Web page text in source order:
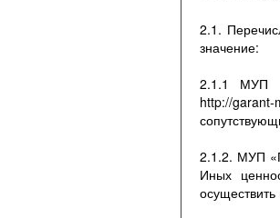
2.1.
значение:
2.1.1 МУП
http://garant-
2.1.2. МУП
Иных